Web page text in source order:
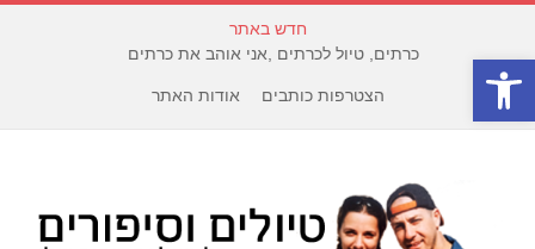
פתח סרגל נגישות
חדש באתר
כרתים, טיול לכרתים ,אני אוהב את כרתים
הצטרפות כותבים אודות האתר